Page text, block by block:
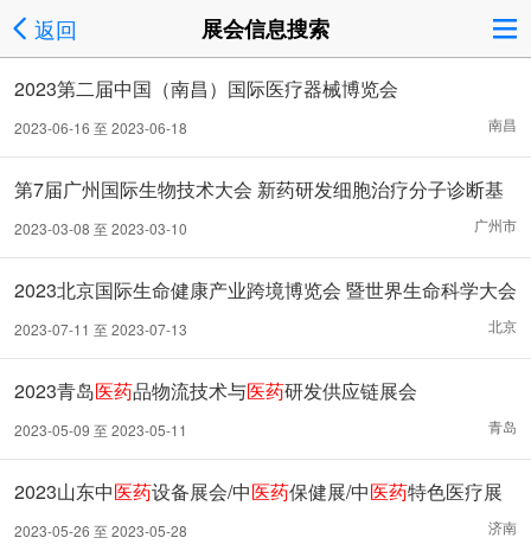
返回 展会信息搜索
2023第二届中国（南昌）国际医疗器械博览会
南昌
2023-06-16 至 2023-06-18
第7届广州国际生物技术大会 新药研发细胞治疗分子诊断基
因检测
广州市
2023-03-08 至 2023-03-10
2023北京国际生命健康产业跨境博览会 暨世界生命科学大会
北京
2023-07-11 至 2023-07-13
2023青岛医药品物流技术与医药研发供应链展会
青岛
2023-05-09 至 2023-05-11
2023山东中医药设备展会/中医药保健展/中医药特色医疗展
会
济南
2023-05-26 至 2023-05-28